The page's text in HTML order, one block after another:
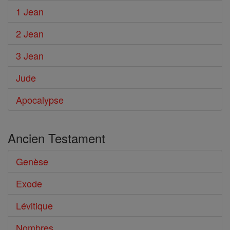
1 Jean
2 Jean
3 Jean
Jude
Apocalypse
Ancien Testament
Genèse
Exode
Lévitique